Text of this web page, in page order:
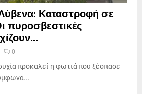
Καταστροφή σε
πυροσβεστικές
0
προκαλεί η φωτιά που ξέσπασε